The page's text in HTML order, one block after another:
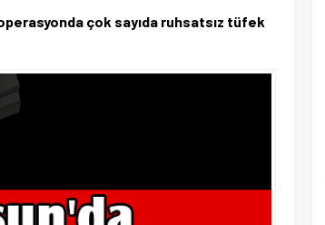
çok sayıda ruhsatsız tüfek